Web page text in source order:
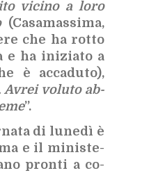
vi­ci­no a loro
(Ca­sa­mas­si­ma,
che ha rot­to
e ha ini­zia­to a
è ac­ca­du­to),
Avrei vo­lu­to ab­
”.
di lu­ne­dì è
e il mi­ni­ste­
pron­ti a co­